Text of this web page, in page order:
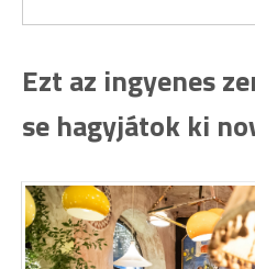
Ezt az ingyenes
se hagyjátok ki